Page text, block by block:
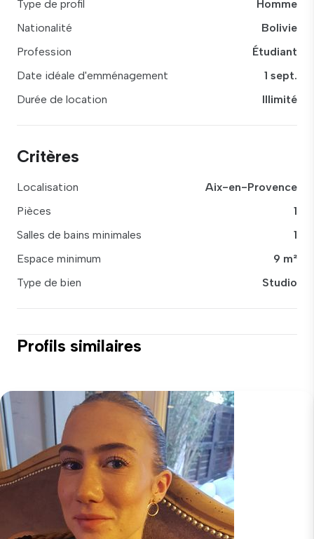
Type de profil
Homme
Nationalité
Bolivie
Profession
Étudiant
Date idéale d'emménagement
1 sept.
Durée de location
Illimité
Critères
Localisation
Aix-en-Provence
Pièces
1
Salles de bains minimales
1
Espace minimum
9 m²
Type de bien
Studio
Profils similaires